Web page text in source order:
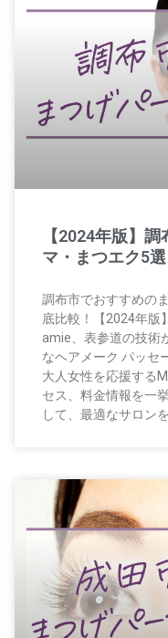
【2024年版】
マ・まつエク5選
調布市でおすすめの
底比較！【2024年版
amie、表参道の技術
なヘアメーク パッセ
大人女性を応援する
セス、料金情報を一
して、最適なサロン